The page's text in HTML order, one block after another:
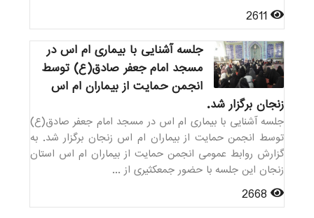
جلسه آشنایی با بیماری ام اس در
مسجد امام جعفر صادق(ع) توسط
انجمن حمایت از بیماران ام اس
زنجان برگزار شد.
جلسه آشنایی با بیماری ام اس در مسجد امام جعفر صادق(ع)
توسط انجمن حمایت از بیماران ام اس زنجان برگزار شد. به
گزارش روابط عمومی انجمن حمایت از بیماران ام اس استان
زنجان این جلسه با حضور جمعکثیری از ...